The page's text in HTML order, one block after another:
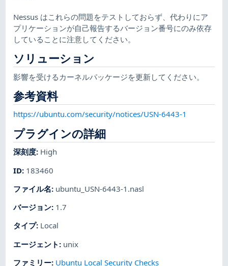
Nessus はこれらの問題をテストしておらず、代わりにア
プリケーションが自己報告するバージョン番号にのみ依存
していることに注意してください。
ソリューション
影響を受けるカーネルパッケージを更新してください。
参考資料
https://ubuntu.com/security/notices/USN-6443-1
プラグインの詳細
深刻度: High
ID: 183460
ファイル名: ubuntu_USN-6443-1.nasl
バージョン: 1.7
タイプ: Local
エージェント : unix
ファミリー: Ubuntu Local Security Checks